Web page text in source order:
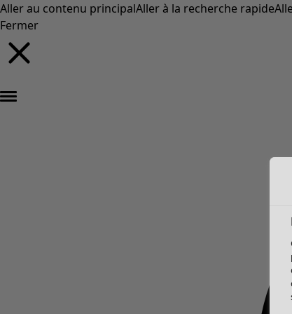
Aller au contenu principalAller à la recherche rapide
Fermer